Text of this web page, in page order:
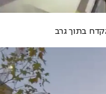
בתוך גרב